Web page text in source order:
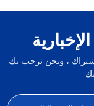
، ونحن نرحب بك